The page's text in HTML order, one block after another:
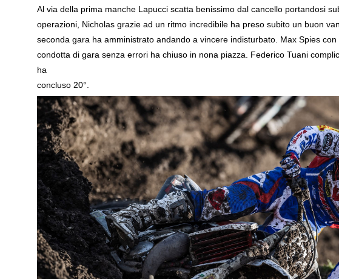
Al via della prima manche Lapucci scatta benissimo dal cancello portandosi
operazioni, Nicholas grazie ad un ritmo incredibile ha preso subito un buon
seconda gara ha amministrato andando a vincere indisturbato. Max Spies
condotta di gara senza errori ha chiuso in nona piazza. Federico Tuani
ha
concluso 20°.